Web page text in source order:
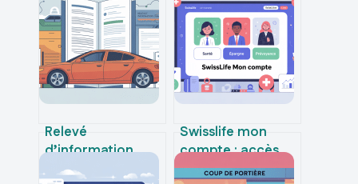
Relevé
d’information
auto : comment
Swisslife mon
compte : accès,
espace client et